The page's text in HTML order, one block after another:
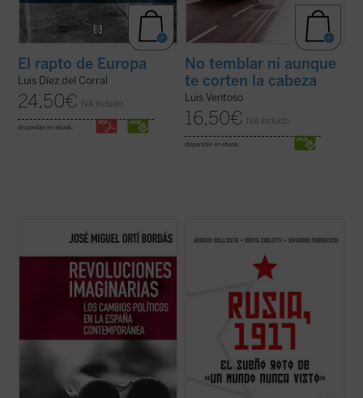
El rapto de Europa
Luis Díez del Corral
24,50€ IVA incluido
disponible en ebook:
No temblar ni aunque
te corten la cabeza
Luis Ventoso
16,50€ IVA incluido
disponible en ebook:
Este ensayo evidencia la incapacidad
revolucionaria de un país como el nuestro,
y refractario no solo a la revolución, sino
incluso a las meras reformas. El autor
incide en la condición tardígrada del ... (ver
Octubre de 1917, el presente libro ofrece
causas, los hechos y las consecuencias
inmediatas de este acontecimiento, que en